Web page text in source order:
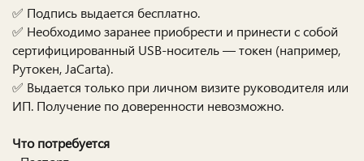
✅ Подпись выдается бесплатно.
✅ Необходимо заранее приобрести и принести с собой
сертифицированный USB-носитель — токен (например,
Рутокен, JaCarta).
✅ Выдается только при личном визите руководителя или
ИП. Получение по доверенности невозможно.
Что потребуется